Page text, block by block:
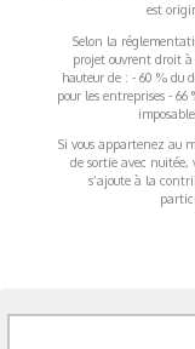
est
Selon la
projet ouvrent droit
hauteur de : - 60 % du
pour les entreprises -
Si vous appartenez au
de sortie avec nuitée,
s’ajoute à la